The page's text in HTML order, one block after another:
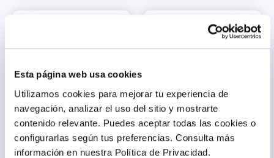
Esta página web usa cookies
Utilizamos cookies para mejorar tu experiencia de
navegación, analizar el uso del sitio y mostrarte
contenido relevante. Puedes aceptar todas las cookies o
configurarlas según tus preferencias. Consulta más
información en nuestra Política de Privacidad.
- Frasco 340 ml
s/
Agregar Agregar